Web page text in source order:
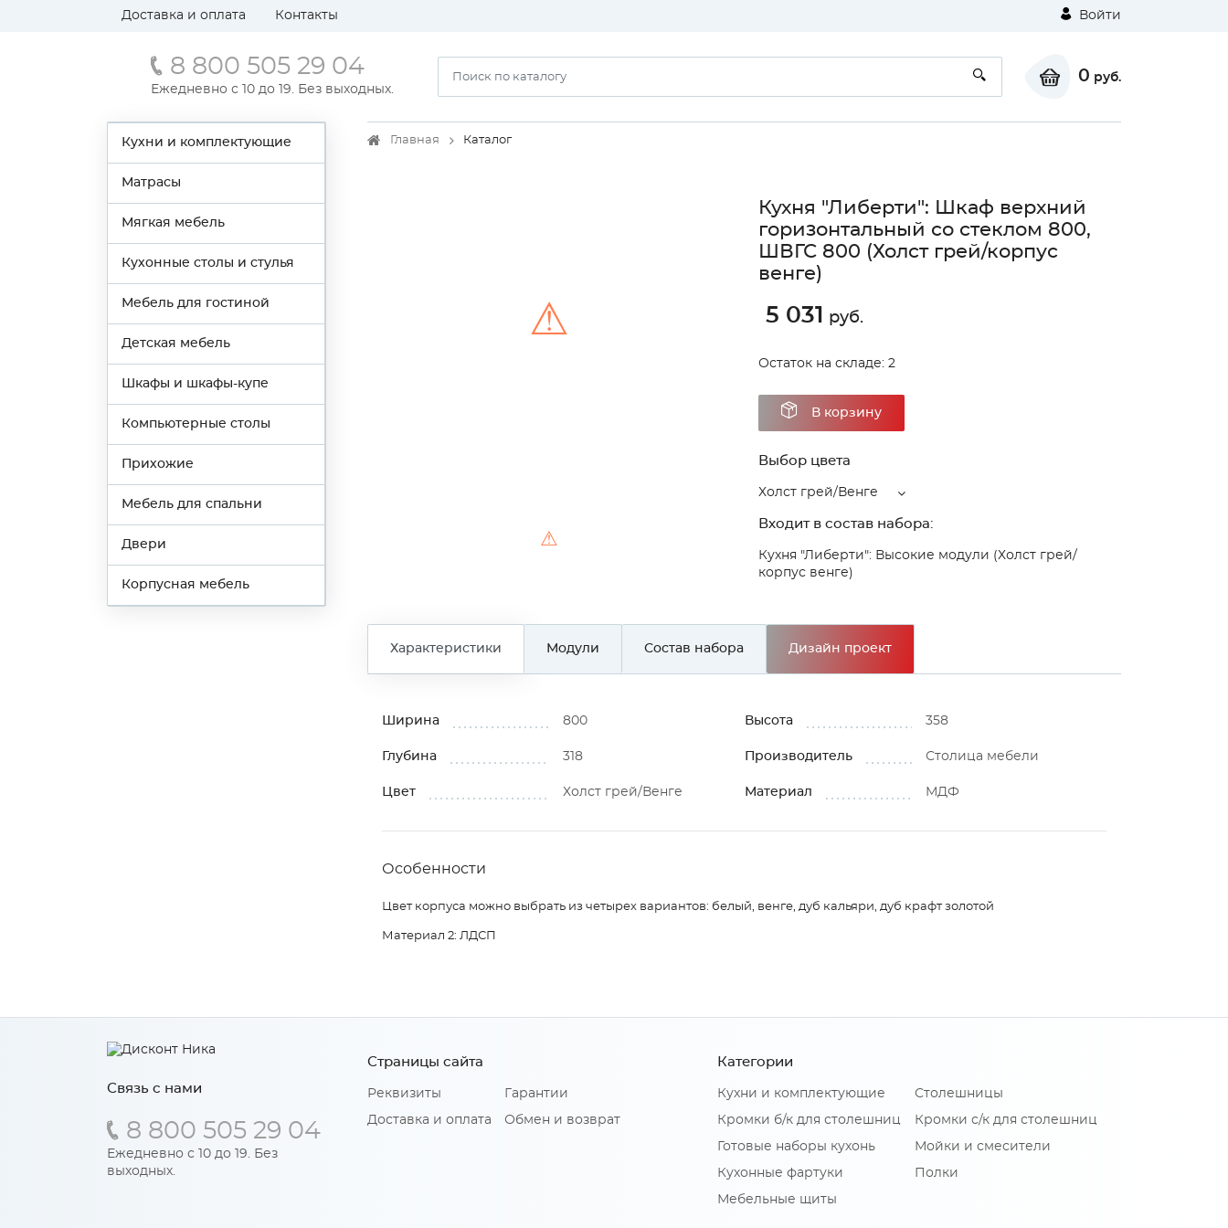
Доставка и оплата Контакты Войти
8 800 505 29 04
Ежедневно с 10 до 19. Без выходных.
0 руб.
Кухни и комплектующие
Матрасы
Мягкая мебель
Кухонные столы и стулья
Мебель для гостиной
Детская мебель
Шкафы и шкафы-купе
Компьютерные столы
Прихожие
Мебель для спальни
Двери
Корпусная мебель
Главная Каталог
⚠
⚠
Кухня "Либерти": Шкаф верхний
горизонтальный со стеклом 800,
ШВГС 800 (Холст грей/корпус
венге)
5 031 руб.
Остаток на складе: 2
В корзину
Выбор цвета
Холст грей/Венге
Входит в состав набора:
Кухня "Либерти": Высокие модули (Холст грей/
корпус венге)
Характеристики Модули Состав набора Дизайн проект
Ширина 800 Высота 358
Глубина 318 Производитель Столица мебели
Цвет Холст грей/Венге Материал МДФ
Особенности
Цвет корпуса можно выбрать из четырех вариантов: белый, венге, дуб кальяри, дуб крафт золотой
Материал 2: ЛДСП
Связь с нами
8 800 505 29 04
Ежедневно с 10 до 19. Без
выходных.
Страницы сайта
Реквизиты
Доставка и оплата
Гарантии
Обмен и возврат
Категории
Кухни и комплектующие
Кромки б/к для столешниц
Готовые наборы кухонь
Кухонные фартуки
Мебельные щиты
Столешницы
Кромки с/к для столешниц
Мойки и смесители
Полки